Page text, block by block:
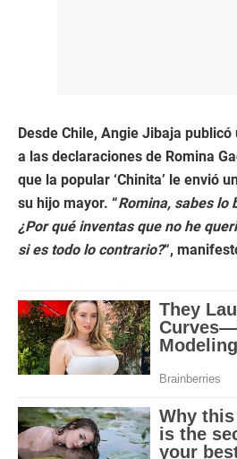
Desde Chile, Angie Jibaja
a las declaraciones de Romina
que la popular ‘Chinita’ le envió
su hijo mayor. “Romina, sabes lo
¿Por qué inventas que no he
si es todo lo contrario?“,